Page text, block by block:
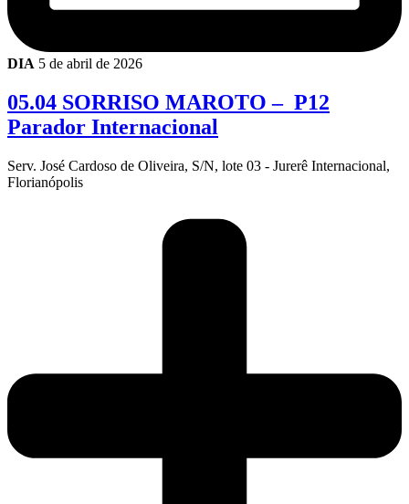
DIA 5 de abril de 2026
05.04 SORRISO MAROTO – P12
Parador Internacional
Serv. José Cardoso de Oliveira, S/N, lote 03 - Jurerê Internacional,
Florianópolis